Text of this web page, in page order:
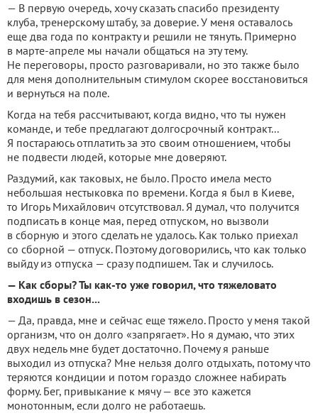
— В первую очередь, хочу сказать спасибо президенту
клуба, тренерскому штабу, за доверие. У меня оставалось
еще два года по контракту и решили не тянуть. Примерно
в марте-апреле мы начали общаться на эту тему.
Не переговоры, просто разговаривали, но это также было
для меня дополнительным стимулом скорее восстановиться
и вернуться на поле.
Когда на тебя рассчитывают, когда видно, что ты нужен
команде, и тебе предлагают долгосрочный контракт...
Я постараюсь отплатить за это своим отношением, чтобы
не подвести людей, которые мне доверяют.
Раздумий, как таковых, не было. Просто имела место
небольшая нестыковка по времени. Когда я был в Киеве,
то Игорь Михайлович отсутствовал. Я думал, что получится
подписать в конце мая, перед отпуском, но вызволи
в сборную и этого сделать не удалось. Как только приехал
со сборной — отпуск. Поэтому договорились, что как только
выйду из отпуска — сразу подпишем. Так и случилось.
— Как сборы? Ты как-то уже говорил, что тяжеловато
входишь в сезон...
— Да, правда, мне и сейчас еще тяжело. Просто у меня такой
организм, что он долго «запрягает». Но я думаю, что этих
двух недель мне будет достаточно. Почему я раньше
выходил из отпуска? Мне нельзя долго отдыхать, потому что
теряются кондиции и потом гораздо сложнее набирать
форму. Бег, привыкание к мячу — все это кажется
монотонным, если долго не работаешь.